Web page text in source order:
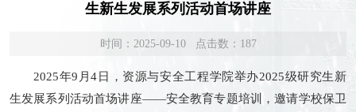
生新生发展系列活动首场讲座
时间：2025-09-10 点击数： 187
2025年9月4日，资源与安全工程学院举办2025级研究生新
生发展系列活动首场讲座——安全教育专题培训，邀请学校保卫